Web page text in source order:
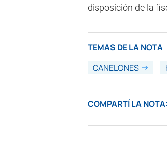
disposición de la
TEMAS DE LA NOTA
CANELONES
COMPARTÍ LA NOTA: